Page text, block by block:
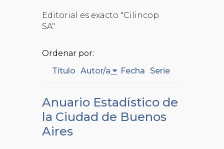
Editorial es exacto "Cilincop
SA"
Ordenar por:
Título Autor/a Fecha Serie
Anuario Estadístico de
la Ciudad de Buenos
Aires